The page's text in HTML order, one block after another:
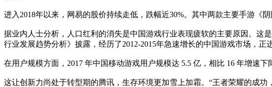
进入2018年以来，网易的股价持续走低，跌幅近30%。其中两款主要手游《
据业内人士分析，人口红利的消失是中国游戏行业表现疲软的主要原因。这
行业发展趋势分析》披露，经历了2012-2015年急速增长的中国游戏市场，正
在用户规模方面，2017 年中国移动游戏用户规模达 5.5 亿，相比 16 年增速
这让创新力尚处于转型期的腾讯，生存环境更加雪上加霜。“王者荣耀的成